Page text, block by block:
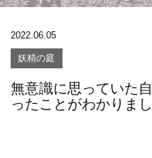
2022.06.05
妖精の庭
無意識に思っていた
ったことがわかりま